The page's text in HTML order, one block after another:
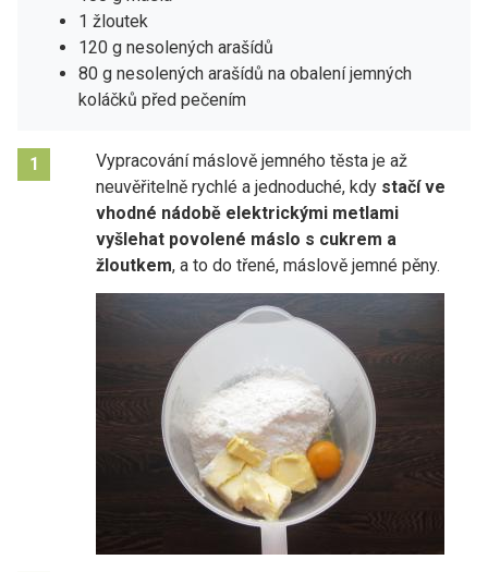
1 žloutek
120 g nesolených arašídů
80 g nesolených arašídů na obalení jemných
koláčků před pečením
1
Vypracování máslově jemného těsta je až
neuvěřitelně rychlé a jednoduché, kdy stačí ve
vhodné nádobě elektrickými metlami
vyšlehat povolené máslo s cukrem a
žloutkem, a to do třené, máslově jemné pěny.